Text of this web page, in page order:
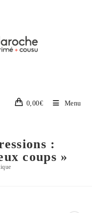
0,00€ Menu
:
coups »